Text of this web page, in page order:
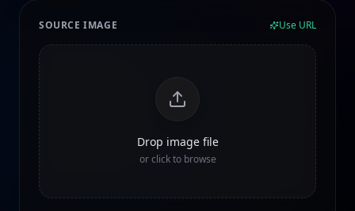
SOURCE IMAGE Use URL
Drop image file
or click to browse